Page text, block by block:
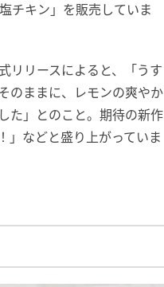
チキン」を販売していま
リリースによると、「うす
のままに、レモンの爽やか
た」とのこと。期待の新作
」などと盛り上がっていま